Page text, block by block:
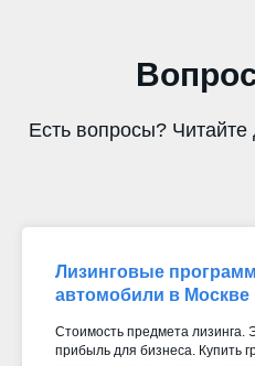
Есть вопросы? Читайте
Лизинговые
автомобили в Москве
Стоимость предмета лизинга.
прибыль для бизнеса. Купить